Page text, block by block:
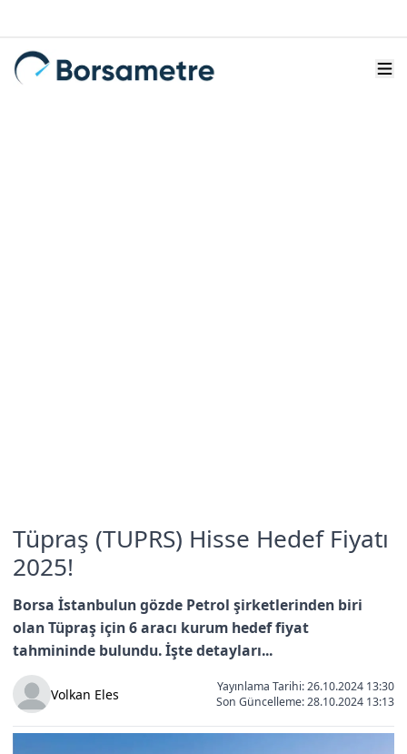
Tüpraş (TUPRS) Hisse Hedef Fiyatı
2025!
Borsa İstanbulun gözde Petrol şirketlerinden biri
olan Tüpraş için 6 aracı kurum hedef fiyat
tahmininde bulundu. İşte detayları...
Volkan Eles
Yayınlama Tarihi: 26.10.2024 13:30
Son Güncelleme:28.10.2024 13:13